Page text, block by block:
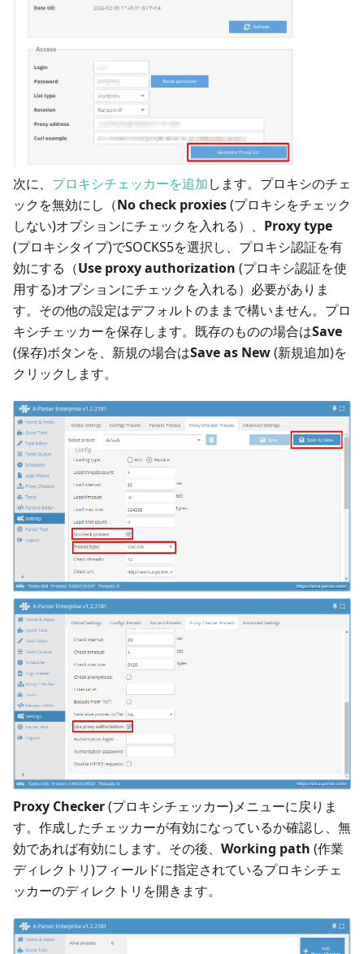
次に、 プロキシチェッカーを追加します。プロキシのチェ
ックを無効にし（No check proxies(プロキシをチェック
しない)オプションにチェックを入れる）、 Proxy type
(プロキシタイプ)でSOCKS5を選択し、プロキシ認証を有
効にする（Use proxy authorization (プロキシ認証を使
用する)オプションにチェックを入れる）必要がありま
す。その他の設定はデフォルトのままで構いません。プロ
キシチェッカーを保存します。既存のものの場合はSave
(保存)ボタンを、新規の場合はSave as New(新規追加)を
クリックします。
Proxy Checker(プロキシチェッカー)メニューに戻りま
す。作成したチェッカーが有効になっているか確認し、無
効であれば有効にします。その後、 Working path (作業
ディレクトリ)フィールドに指定されているプロキシチェ
ッカーのディレクトリを開きます。